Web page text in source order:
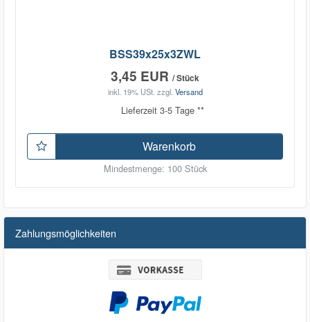
BSS39x25x3ZWL
3,45 EUR / Stück
inkl. 19% USt. zzgl. Versand
Lieferzeit 3-5 Tage **
Warenkorb
Mindestmenge: 100 Stück
Zahlungsmöglichkeiten